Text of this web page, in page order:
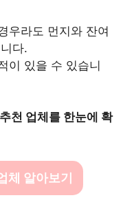
우라도 먼지와 잔여
다.
이 있을 수 있습니
천 업체를 한눈에 확
체 알아보기